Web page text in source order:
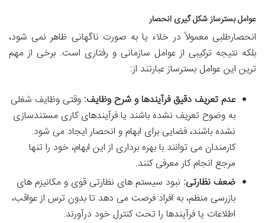
عوامل بسترساز شکل گیری انحصار
انحصارطلبی معمولاً در خلاء یا به صورت ناگهانی ظاهر نمی شود،
بلکه نتیجه ترکیبی از عوامل سازمانی و رفتاری است. برخی از مهم
ترین این عوامل بسترساز عبارتند از:
عدم تعریف دقیق فرآیندها و شرح وظایف: وقتی وظایف شغلی
به وضوح تعریف نشده باشند یا فرآیندهای کاری مستندسازی
نشده باشند، فضایی برای ابهام و انحصار ایجاد می شود.
کارمندان می توانند با بهره برداری از این ابهام، خود را تنها
مرجع انجام کار معرفی کنند.
ضعف نظارتی: نبود سیستم های نظارتی قوی و مکانیزم های
بازرسی منظم، به افراد فرصت می دهد تا بدون ترس از عواقب،
اطلاعات یا فرآیندها را تحت کنترل خود درآورند.